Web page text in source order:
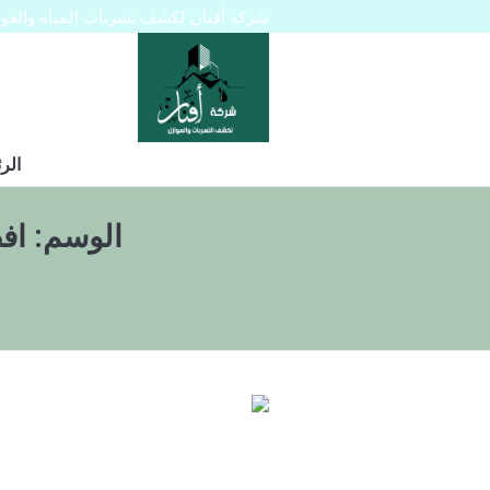
شركة أفنان لكشف تسربات المياه والعوازل
الوسم: